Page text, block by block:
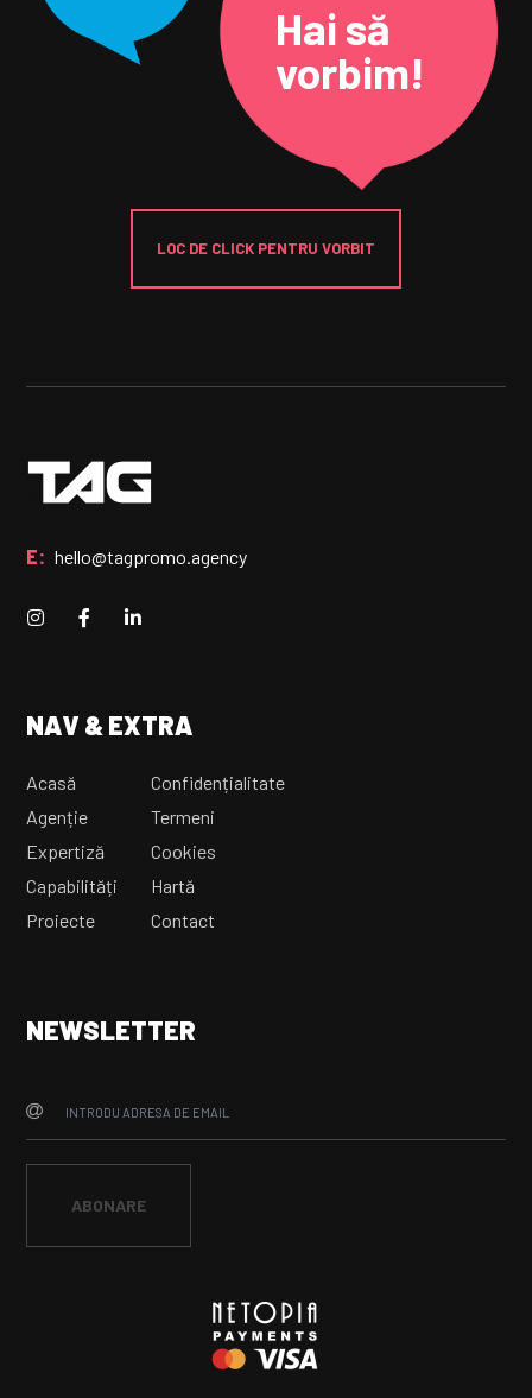
Hai să
vorbim!
LOC DE CLICK PENTRU VORBIT
E: hello@tagpromo.agency
NAV & EXTRA
Acasă
Agenție
Expertiză
Capabilități
Proiecte
Confidențialitate
Termeni
Cookies
Hartă
Contact
NEWSLETTER